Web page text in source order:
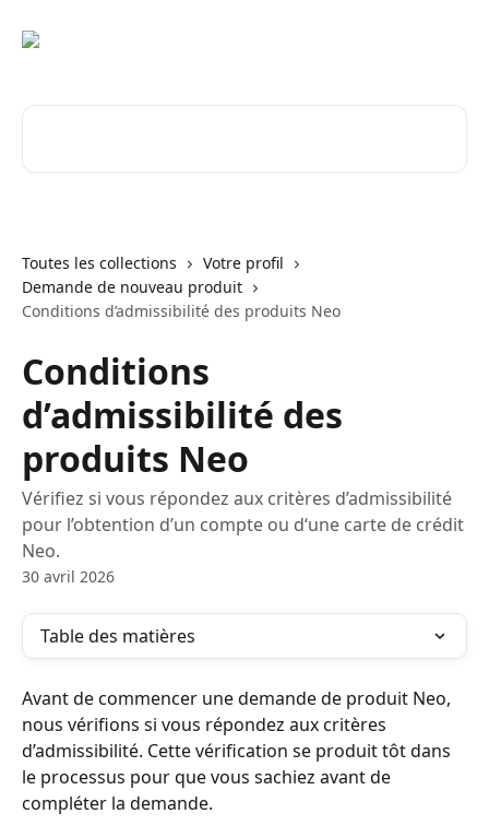
Toutes les collections
Votre profil
Demande de nouveau produit
Conditions d’admissibilité des produits Neo
Conditions
d’admissibilité des
produits Neo
Vérifiez si vous répondez aux critères d’admissibilité
pour l’obtention d’un compte ou d‘une carte de crédit
Neo.
30 avril 2026
Table des matières
Avant de commencer une demande de produit Neo,
nous vérifions si vous répondez aux critères
d’admissibilité. Cette vérification se produit tôt dans
le processus pour que vous sachiez avant de
compléter la demande.